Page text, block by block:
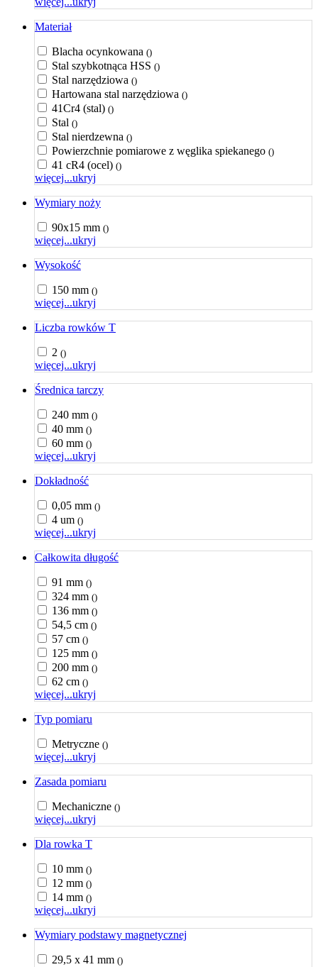
Materiał
Blacha ocynkowana ()
Stal szybkotnąca HSS ()
Stal narzędziowa ()
Hartowana stal narzędziowa ()
41Cr4 (stal) ()
Stal ()
Stal nierdzewna ()
Powierzchnie pomiarowe z węglika spiekanego ()
41 cR4 (ocel) ()
więcej...ukryj
Wymiary noży
90x15 mm ()
więcej...ukryj
Wysokość
150 mm ()
więcej...ukryj
Liczba rowków T
2 ()
więcej...ukryj
Średnica tarczy
240 mm ()
40 mm ()
60 mm ()
więcej...ukryj
Dokładność
0,05 mm ()
4 um ()
więcej...ukryj
Całkowita długość
91 mm ()
324 mm ()
136 mm ()
54,5 cm ()
57 cm ()
125 mm ()
200 mm ()
62 cm ()
więcej...ukryj
Typ pomiaru
Metryczne ()
więcej...ukryj
Zasada pomiaru
Mechaniczne ()
więcej...ukryj
Dla rowka T
10 mm ()
12 mm ()
14 mm ()
więcej...ukryj
Wymiary podstawy magnetycznej
29,5 x 41 mm ()